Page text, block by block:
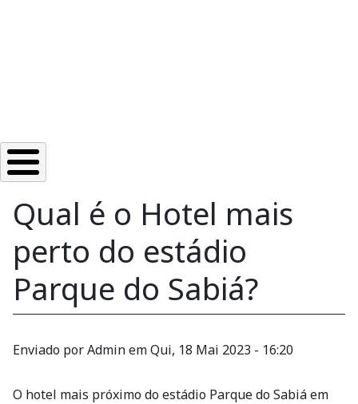
Qual é o Hotel mais
perto do estádio
Parque do Sabiá?
Enviado porAdminemQui, 18 Mai 2023 - 16:20
O hotel mais próximo do estádio Parque do Sabiá em